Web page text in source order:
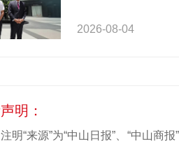
2026-08-04
明：
明“来源”为“中山日报”、“中山商